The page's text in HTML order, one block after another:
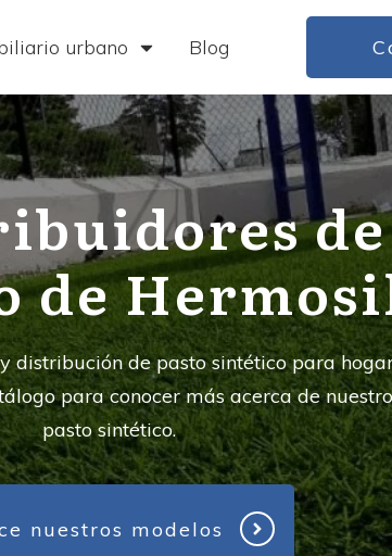
urbano Blog
de
distribución de pasto sintético para
para conocer más acerca de
pasto sintético.
nuestros modelos